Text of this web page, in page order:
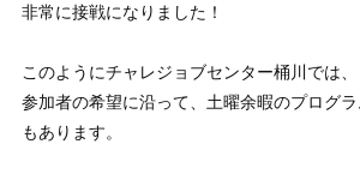
非常に接戦になりました！
このようにチャレジョブセンター桶川では、
参加者の希望に沿って、土曜余暇のプログ
もあります。